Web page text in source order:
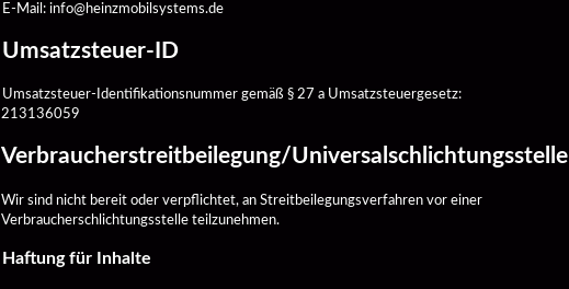
E-Mail: info@heinzmobilsystems.de
Umsatzsteuer-ID
Umsatzsteuer-Identifikationsnummer gemäß § 27 a Umsatzsteuergesetz:
213136059
Verbraucherstreitbeilegung/Universalschlichtungsstelle
Wir sind nicht bereit oder verpflichtet, an Streitbeilegungsverfahren vor einer
Verbraucherschlichtungsstelle teilzunehmen.
Haftung für Inhalte